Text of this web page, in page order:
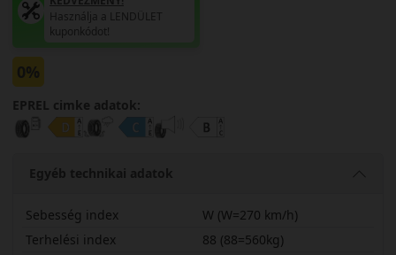
Használja a LENDÜLET
kuponkódot!
0%
EPREL cimke adatok:
Egyéb technikai adatok
Sebesség index
W (W=270 km/h)
Terhelési index
88 (88=560kg)